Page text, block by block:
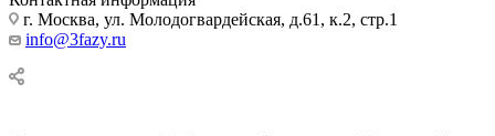
г. Москва, ул. Молодогвардейская, д.61, к.2, стр.1
info@3fazy.ru